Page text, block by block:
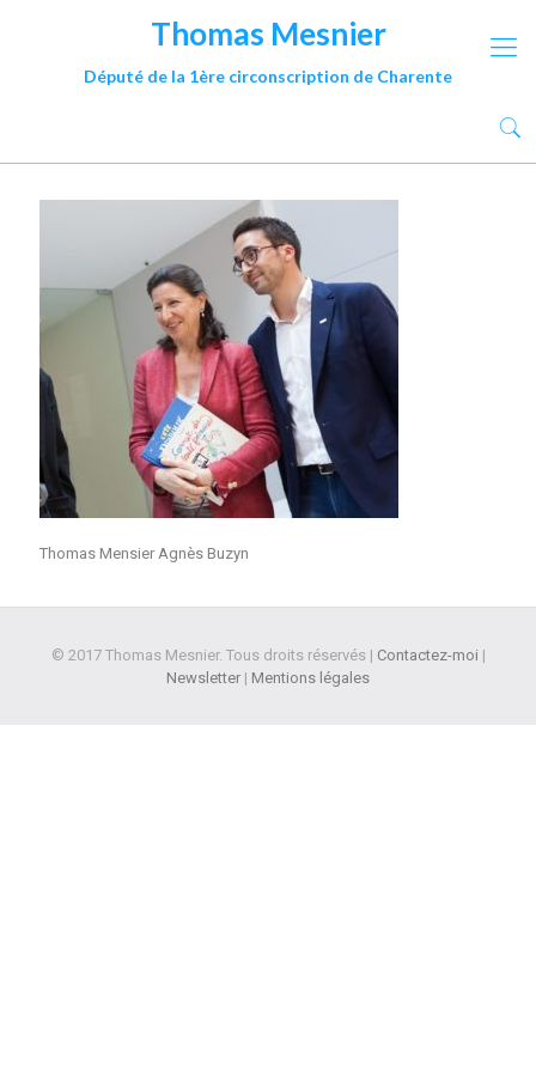
Thomas Mesnier
Député de la 1ère circonscription de Charente
Thomas Mensier Agnès Buzyn
© 2017 Thomas Mesnier. Tous droits réservés | Contactez-moi |
Newsletter | Mentions légales